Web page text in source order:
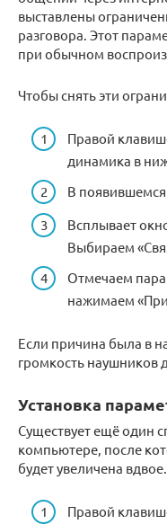
выставлены
разговора. Этот
при обычном
Чтобы снять эти
Правой
динамика в
В появившемся
Всплывает
Выбираем
Отмечаем
нажимаем
Если причина была в
громкость наушников
Установка
Существует ещё один
компьютере, после
будет увеличена вдвое.
Правой